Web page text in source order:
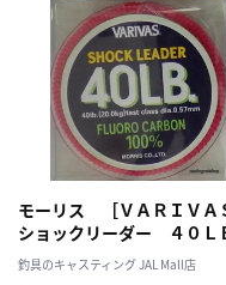
モーリス ［ＶＡＲＩＶＡ
ショックリーダー ４０Ｌ
（１２号）［フロロカーボ
ン］ ４０ＬＢ（１２号）
釣具のキャスティング JAL Mall店